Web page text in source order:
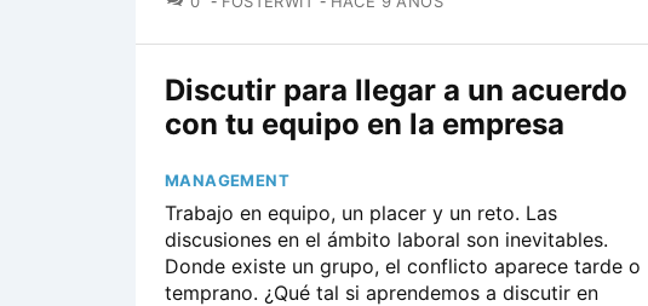
Discutir para llegar a un acuerdo
con tu equipo en la empresa
MANAGEMENT
Trabajo en equipo, un placer y un reto. Las
discusiones en el ámbito laboral son inevitables.
Donde existe un grupo, el conflicto aparece tarde o
temprano. ¿Qué tal si aprendemos a discutir en